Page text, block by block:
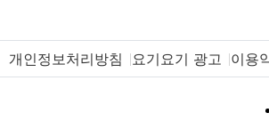
개인정보처리방침 요기요기 광고 이용